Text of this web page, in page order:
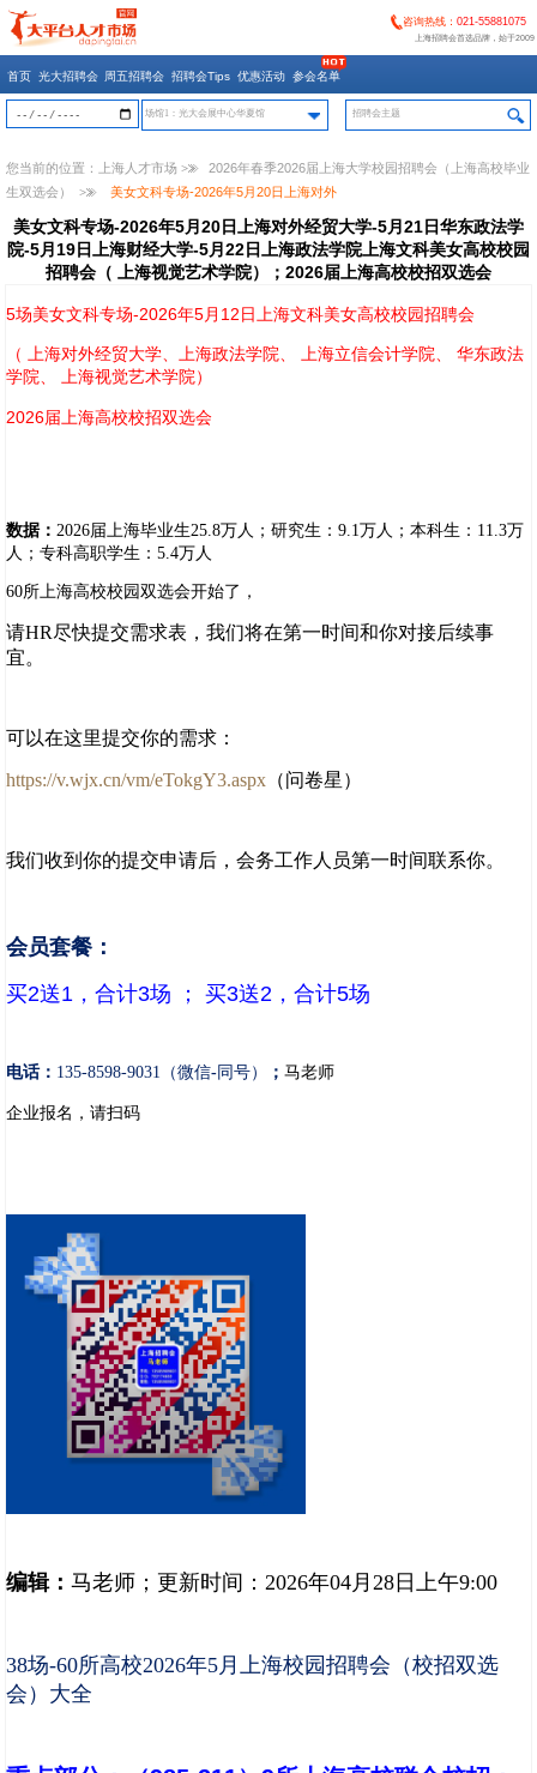
咨询热线： 021-55881075
上海招聘会首选品牌，始于2009
首页 光大招聘会 周五招聘会 招聘会Tips 优惠活动 参会名单
场馆1：光大会展中心华夏馆
您当前的位置： 上海人才市场 >>
2026年春季2026届上海大学校园招聘会（上海高校毕业
生双选会）
>> 美女文科专场-2026年5月20日上海对外
美女文科专场-2026年5月20日上海对外经贸大学-5月21日华东政法学
院-5月19日上海财经大学-5月22日上海政法学院上海文科美女高校校园
招聘会（ 上海视觉艺术学院）；2026届上海高校校招双选会
5场美女文科专场-2026年5月12日上海文科美女高校校园招聘会
（ 上海对外经贸大学、上海政法学院、 上海立信会计学院、 华东政法
学院、 上海视觉艺术学院）
2026届上海高校校招双选会
数据： 2026届上海毕业生25.8万人；研究生‌：9.1万人；‌本科生‌：11.3万
人；‌专科高职学生‌：5.4万人
60所上海高校校园双选会开始了，
请HR尽快提交需求表，我们将在第一时间和你对接后续事
宜。
可以在这里提交你的需求：
https://v.wjx.cn/vm/eTokgY3.aspx（问卷星）
我们收到你的提交申请后，会务工作人员第一时间联系你。
会员套餐：
买2送1，合计3场 ； 买3送2，合计5场
电话： 135-8598-9031（微信-同号） ； 马老师
企业报名，请扫码
编辑： 马老师；更新时间：2026年04月28日上午9:00
38场-60所高校2026年5月上海校园招聘会（校招双选
会）大全